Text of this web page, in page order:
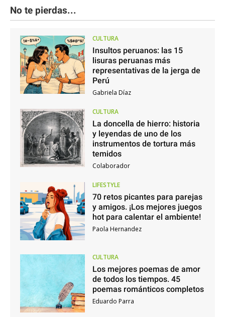
No te pierdas...
CULTURA
Insultos peruanos: las 15
lisuras peruanas más
representativas de la jerga de
Perú
Gabriela Díaz
CULTURA
La doncella de hierro: historia
y leyendas de uno de los
instrumentos de tortura más
temidos
Colaborador
LIFESTYLE
70 retos picantes para parejas
y amigos. ¡Los mejores juegos
hot para calentar el ambiente!
Paola Hernandez
CULTURA
Los mejores poemas de amor
de todos los tiempos. 45
poemas románticos completos
Eduardo Parra